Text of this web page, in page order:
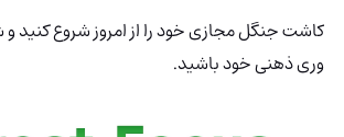
کاشت جنگل مجازی خود را از امروز شروع کنید
وری ذهنی خود باشید.